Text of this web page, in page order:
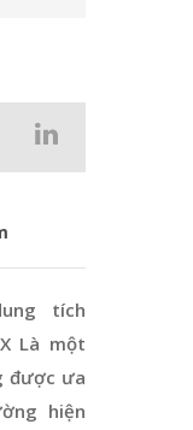
tích
Là một
được ưa
hiện